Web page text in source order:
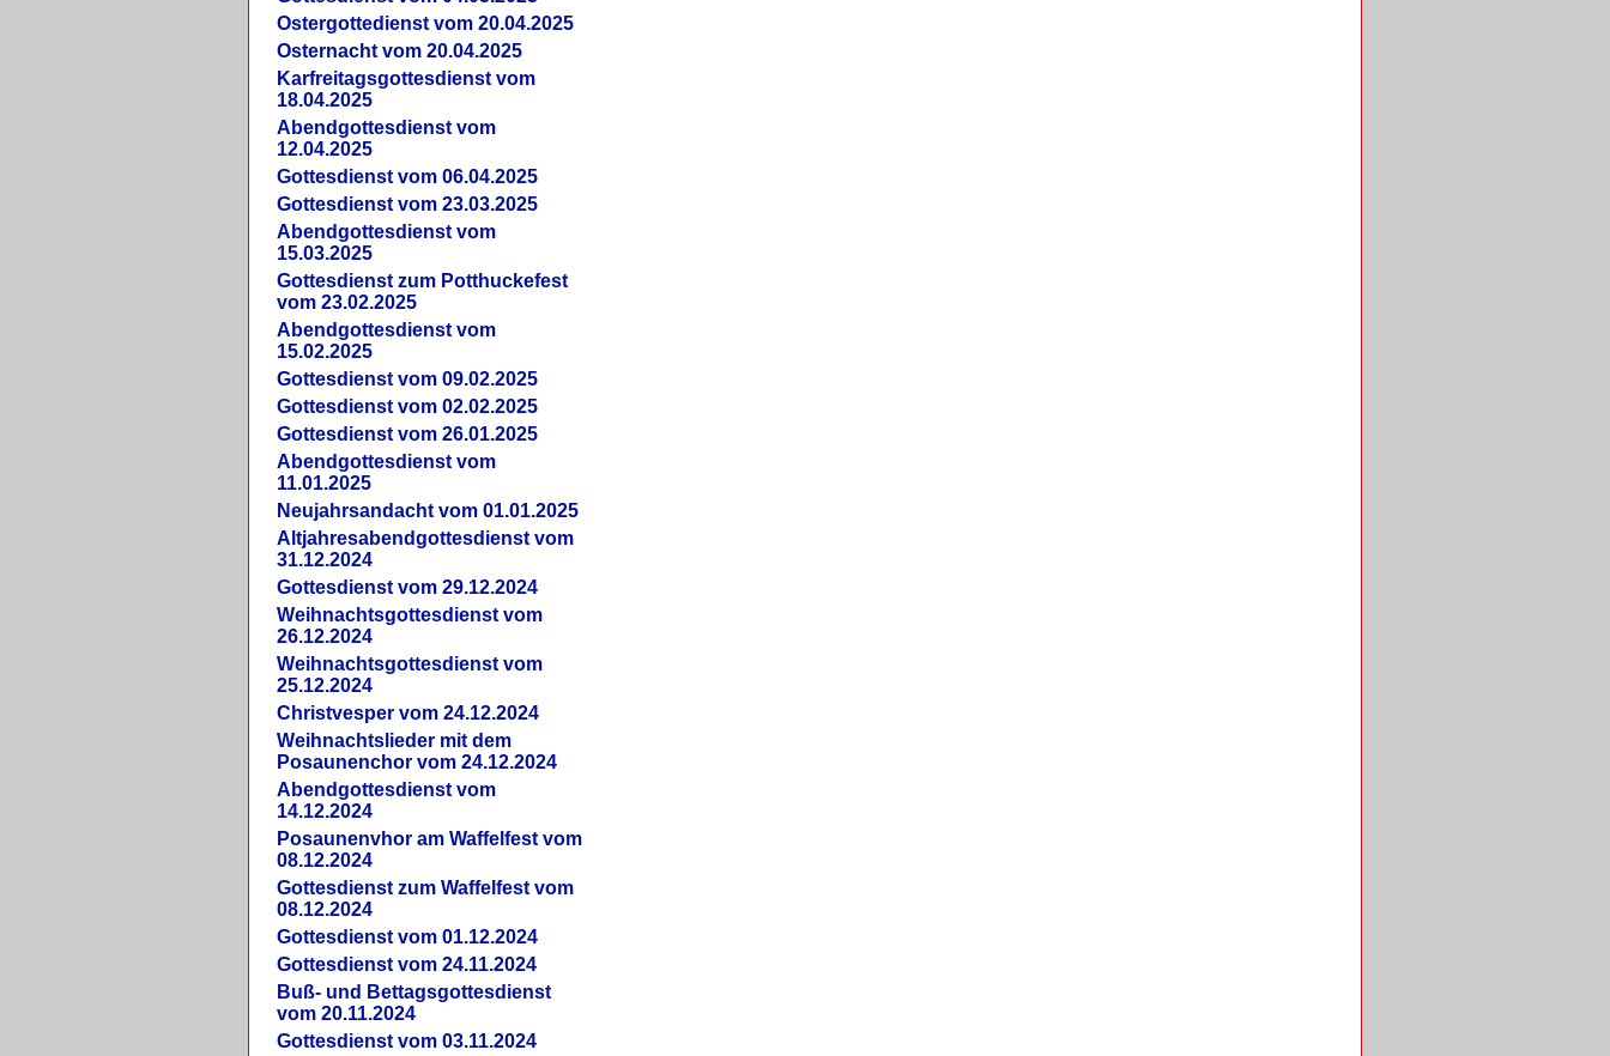
Ostergottedienst vom 20.04.2025
Osternacht vom 20.04.2025
Karfreitagsgottesdienst vom
18.04.2025
Abendgottesdienst vom
12.04.2025
Gottesdienst vom 06.04.2025
Gottesdienst vom 23.03.2025
Abendgottesdienst vom
15.03.2025
Gottesdienst zum Potthuckefest
vom 23.02.2025
Abendgottesdienst vom
15.02.2025
Gottesdienst vom 09.02.2025
Gottesdienst vom 02.02.2025
Gottesdienst vom 26.01.2025
Abendgottesdienst vom
11.01.2025
Neujahrsandacht vom 01.01.2025
Altjahresabendgottesdienst vom
31.12.2024
Gottesdienst vom 29.12.2024
Weihnachtsgottesdienst vom
26.12.2024
Weihnachtsgottesdienst vom
25.12.2024
Christvesper vom 24.12.2024
Weihnachtslieder mit dem
Posaunenchor vom 24.12.2024
Abendgottesdienst vom
14.12.2024
Posaunenvhor am Waffelfest vom
08.12.2024
Gottesdienst zum Waffelfest vom
08.12.2024
Gottesdienst vom 01.12.2024
Gottesdienst vom 24.11.2024
Buß- und Bettagsgottesdienst
vom 20.11.2024
Gottesdienst vom 03.11.2024